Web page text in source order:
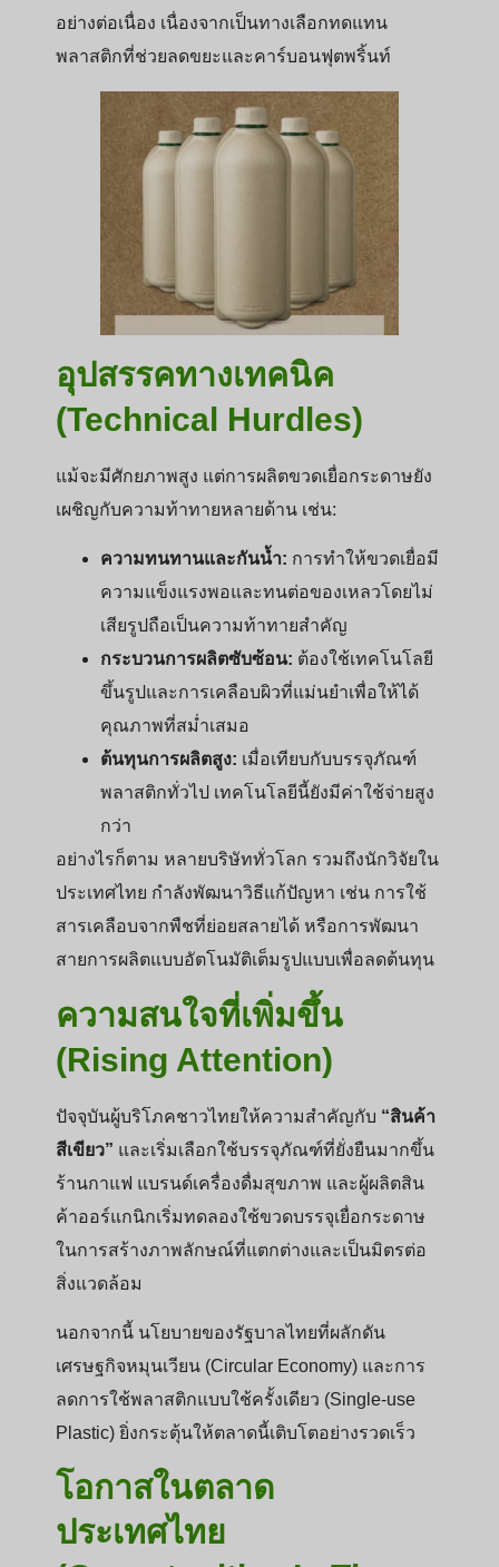
อย่างต่อเนื่อง เนื่องจากเป็นทางเลือกทดแทน
พลาสติกที่ช่วยลดขยะและคาร์บอนฟุตพริ้นท์
อุปสรรคทางเทคนิค
(Technical Hurdles)
แม้จะมีศักยภาพสูง แต่การผลิตขวดเยื่อกระดาษยัง
เผชิญกับความท้าทายหลายด้าน เช่น:
ความทนทานและกันน้ำ: การทำให้ขวดเยื่อมี
ความแข็งแรงพอและทนต่อของเหลวโดยไม่
เสียรูปถือเป็นความท้าทายสำคัญ
กระบวนการผลิตซับซ้อน: ต้องใช้เทคโนโลยี
ขึ้นรูปและการเคลือบผิวที่แม่นยำเพื่อให้ได้
คุณภาพที่สม่ำเสมอ
ต้นทุนการผลิตสูง: เมื่อเทียบกับบรรจุภัณฑ์
พลาสติกทั่วไป เทคโนโลยีนี้ยังมีค่าใช้จ่ายสูง
กว่า
อย่างไรก็ตาม หลายบริษัททั่วโลก รวมถึงนักวิจัยใน
ประเทศไทย กำลังพัฒนาวิธีแก้ปัญหา เช่น การใช้
สารเคลือบจากพืชที่ย่อยสลายได้ หรือการพัฒนา
สายการผลิตแบบอัตโนมัติเต็มรูปแบบเพื่อลดต้นทุน
ความสนใจที่เพิ่มขึ้น
(Rising Attention)
ปัจจุบันผู้บริโภคชาวไทยให้ความสำคัญกับ “สินค้า
สีเขียว” และเริ่มเลือกใช้บรรจุภัณฑ์ที่ยั่งยืนมากขึ้น
ร้านกาแฟ แบรนด์เครื่องดื่มสุขภาพ และผู้ผลิตสิน
ค้าออร์แกนิกเริ่มทดลองใช้ขวดบรรจุเยื่อกระดาษ
ในการสร้างภาพลักษณ์ที่แตกต่างและเป็นมิตรต่อ
สิ่งแวดล้อม
นอกจากนี้ นโยบายของรัฐบาลไทยที่ผลักดัน
เศรษฐกิจหมุนเวียน (Circular Economy) และการ
ลดการใช้พลาสติกแบบใช้ครั้งเดียว (Single-use
Plastic) ยิ่งกระตุ้นให้ตลาดนี้เติบโตอย่างรวดเร็ว
โอกาสในตลาด
ประเทศไทย